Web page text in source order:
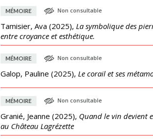
MÉMOIRE Non consultable
Tamisier, Ava (2025), La symbolique des
entre croyance et esthétique.
MÉMOIRE Non consultable
Galop, Pauline (2025), Le corail et ses
MÉMOIRE Non consultable
Granié, Jeanne (2025), Quand le vin devient
au Château Lagrézette